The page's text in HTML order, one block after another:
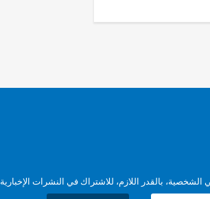
بالقدر اللازم، للاشتراك في النشرات الإخبارية